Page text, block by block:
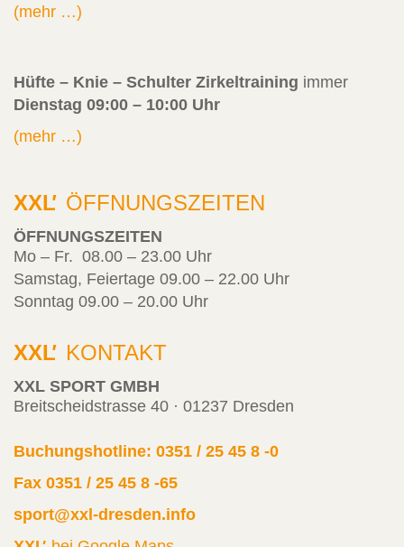
(mehr …)
Hüfte – Knie – Schulter Zirkeltraining immer
Dienstag 09:00 – 10:00 Uhr
(mehr …)
XXL
' ÖFFNUNGSZEITEN
ÖFFNUNGSZEITEN
Mo – Fr. 08.00 – 23.00 Uhr
Samstag, Feiertage 09.00 – 22.00 Uhr
Sonntag 09.00 – 20.00 Uhr
XXL
' KONTAKT
XXL SPORT GMBH
Breitscheidstrasse 40 · 01237 Dresden
Buchungshotline: 0351 / 25 45 8 -0
Fax 0351 / 25 45 8 -65
sport@xxl-dresden.info